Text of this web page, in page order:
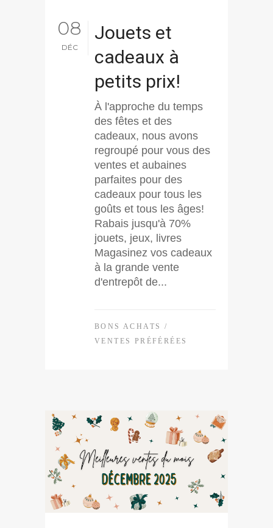
08
DÉC
Jouets et
cadeaux à
petits prix!
À l'approche du temps
des fêtes et des
cadeaux, nous avons
regroupé pour vous des
ventes et aubaines
parfaites pour des
cadeaux pour tous les
goûts et tous les âges!
Rabais jusqu'à 70%
jouets, jeux, livres
Magasinez vos cadeaux
à la grande vente
d'entrepôt de...
BONS ACHATS
/
VENTES PRÉFÉRÉES